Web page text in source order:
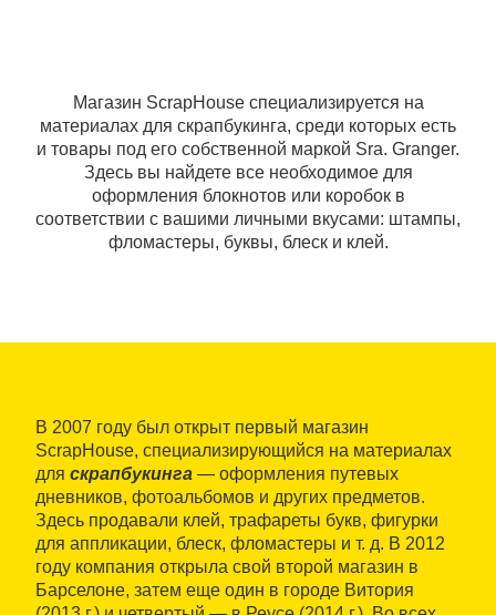
Магазин ScrapHouse специализируется на
материалах для скрапбукинга, среди которых есть
и товары под его собственной маркой Sra. Granger.
Здесь вы найдете все необходимое для
оформления блокнотов или коробок в
соответствии с вашими личными вкусами: штампы,
фломастеры, буквы, блеск и клей.
В 2007 году был открыт первый магазин
ScrapHouse, специализирующийся на материалах
для скрапбукинга — оформления путевых
дневников, фотоальбомов и других предметов.
Здесь продавали клей, трафареты букв, фигурки
для аппликации, блеск, фломастеры и т. д. В 2012
году компания открыла свой второй магазин в
Барселоне, затем еще один в городе Витория